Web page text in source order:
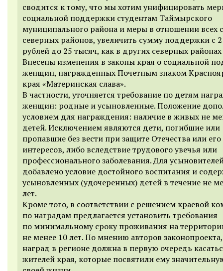
сводится к тому, что мы хотим унифицировать
социальной поддержки студентам Таймырского
муниципального района и меры в отношении всех
северных районов, увеличить сумму поддержки с
рублей до 25 тысяч, как в других северных
Внесены изменения в законы края о социальной
женщин, награжденных Почетным знаком
края «Материнская слава».
В частности, уточняется требование по детям
женщин: родные и усыновленные. Положение
условием для награждения: наличие в живых не
детей. Исключением являются дети, погибшие или
пропавшие без вести при защите Отечества или его
интересов, либо вследствие трудового увечья или
профессионального заболевания. Для
добавлено условие достойного воспитания и
усыновленных (удочеренных) детей в течение не
лет.
Кроме того, в соответствии с решением краевой
по наградам предлагается установить требования
по минимальному сроку проживания на
не менее 10 лет. По мнению авторов
наград в регионе должна в первую очередь
жителей края, которые посвятили ему